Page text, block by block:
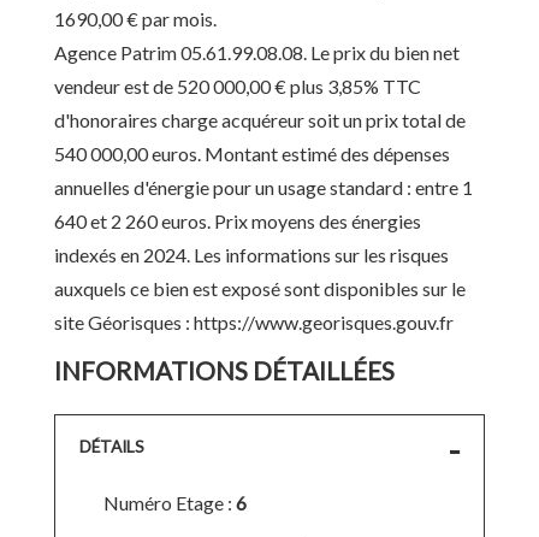
1690,00 € par mois.
Agence Patrim 05.61.99.08.08. Le prix du bien net
vendeur est de 520 000,00 € plus 3,85% TTC
d'honoraires charge acquéreur soit un prix total de
540 000,00 euros. Montant estimé des dépenses
annuelles d'énergie pour un usage standard : entre 1
640 et 2 260 euros. Prix moyens des énergies
indexés en 2024. Les informations sur les risques
auxquels ce bien est exposé sont disponibles sur le
site Géorisques : https://www.georisques.gouv.fr
INFORMATIONS DÉTAILLÉES
DÉTAILS
Numéro Etage : 6